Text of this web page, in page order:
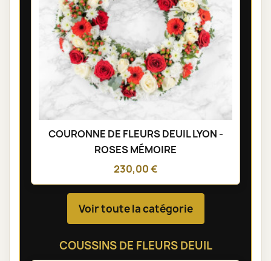
COURONNE DE FLEURS DEUIL LYON -
ROSES MÉMOIRE
230,00 €
Voir toute la catégorie
COUSSINS DE FLEURS DEUIL